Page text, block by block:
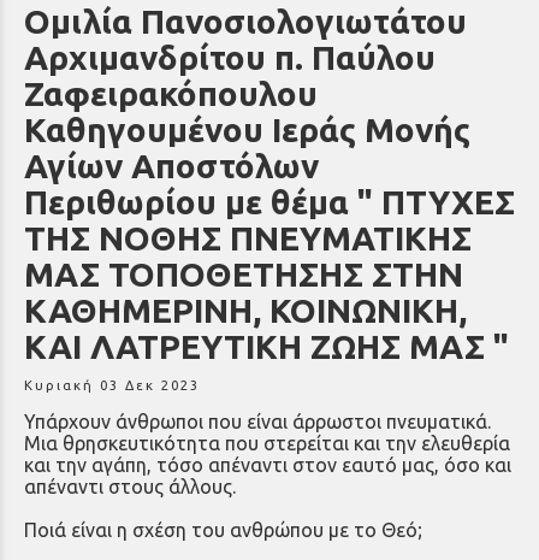
Ομιλία Πανοσιολογιωτάτου
Αρχιμανδρίτου π. Παύλου
Ζαφειρακόπουλου
Καθηγουμένου Ιεράς Μονής
Αγίων Αποστόλων
Περιθωρίου με θέμα " ΠΤΥΧΕΣ
ΤΗΣ ΝΟΘΗΣ ΠΝΕΥΜΑΤΙΚΗΣ
ΜΑΣ ΤΟΠΟΘΕΤΗΣΗΣ ΣΤΗΝ
ΚΑΘΗΜΕΡΙΝΗ, ΚΟΙΝΩΝΙΚΗ,
ΚΑΙ ΛΑΤΡΕΥΤΙΚΗ ΖΩΗΣ ΜΑΣ "
Κυριακή 03 Δεκ 2023
Υπάρχουν άνθρωποι που είναι άρρωστοι πνευματικά.
Μια θρησκευτικότητα που στερείται και την ελευθερία
και την αγάπη, τόσο απέναντι στον εαυτό μας, όσο και
απέναντι στους άλλους.
Ποιά είναι η σχέση του ανθρώπου με το Θεό;